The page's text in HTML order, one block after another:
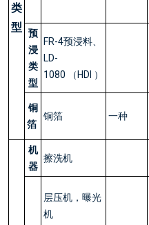
类
型
预
浸
类
型
FR-4预浸料、
LD-
1080 （HDI ）
铜
箔
铜箔 一种
机
器
擦洗机
层压机，曝光
机